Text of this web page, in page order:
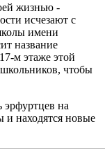
жизнью -
исчезают с
имени
название
м этаже этой
чтобы
эрфуртцев на
и находятся новые